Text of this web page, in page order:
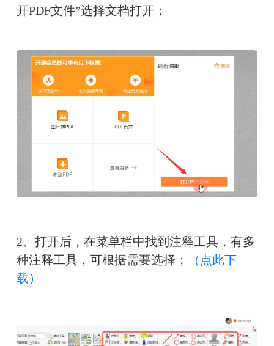
开PDF文件”选择文档打开；
2、打开后，在菜单栏中找到注释工具，有多
种注释工具，可根据需要选择；
（点此下
载）